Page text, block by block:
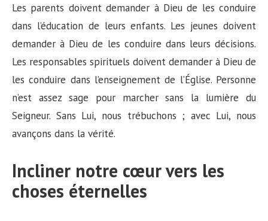
Les parents doivent demander à Dieu de les conduire
dans l’éducation de leurs enfants. Les jeunes doivent
demander à Dieu de les conduire dans leurs décisions.
Les responsables spirituels doivent demander à Dieu de
les conduire dans l’enseignement de l’Église. Personne
n’est assez sage pour marcher sans la lumière du
Seigneur. Sans Lui, nous trébuchons ; avec Lui, nous
avançons dans la vérité.
Incliner notre cœur vers les
choses éternelles